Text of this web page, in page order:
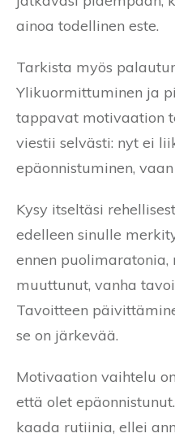
ainoa todellinen este.
Tarkista myös
Ylikuormittuminen ja
tappavat motivaation
viestii selvästi: nyt ei
epäonnistuminen,
Kysy itseltäsi
edelleen sinulle
ennen
muuttunut, vanha
Tavoitteen
se on järkevää.
Motivaation vaihtelu
että olet
kaada rutiinia, ellei